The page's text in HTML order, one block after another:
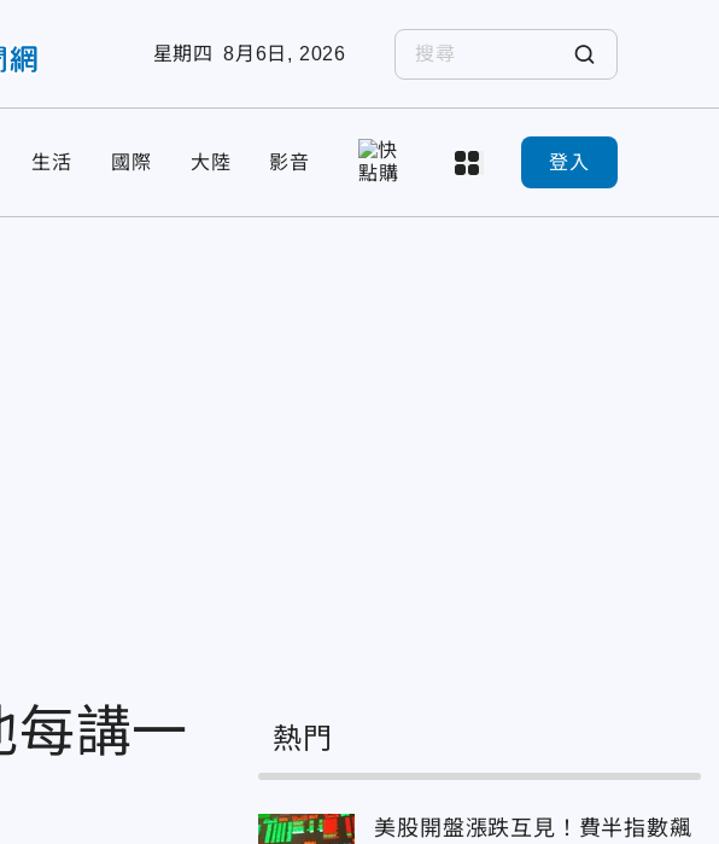
星期四 8月6日, 2026
生活 國際 大陸 影音 登入
講一
熱門
美股開盤漲跌互見！費半指數飆